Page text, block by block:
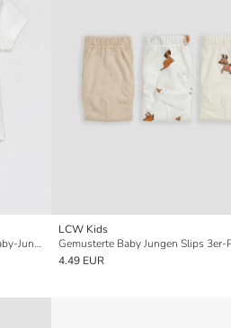
Rundhalsausschnitt Bedruckter Baby-Jungen Druckknopf-Body 2er-Pack
LCW Kids
Gemusterte Baby Jungen Slips 3er-
4.49 EUR